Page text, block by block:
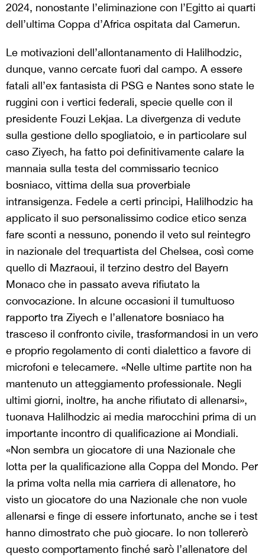
2024, nonostante l’eliminazione con l’Egitto ai quarti
dell’ultima Coppa d’Africa ospitata dal Camerun.
Le motivazioni dell’allontanamento di Halilhodzic,
dunque, vanno cercate fuori dal campo. A essere
fatali all’ex fantasista di PSG e Nantes sono state le
ruggini con i vertici federali, specie quelle con il
presidente Fouzi Lekjaa. La divergenza di vedute
sulla gestione dello spogliatoio, e in particolare sul
caso Ziyech, ha fatto poi definitivamente calare la
mannaia sulla testa del commissario tecnico
bosniaco, vittima della sua proverbiale
intransigenza. Fedele a certi principi, Halilhodzic ha
applicato il suo personalissimo codice etico senza
fare sconti a nessuno, ponendo il veto sul reintegro
in nazionale del trequartista del Chelsea, così come
quello di Mazraoui, il terzino destro del Bayern
Monaco che in passato aveva rifiutato la
convocazione. In alcune occasioni il tumultuoso
rapporto tra Ziyech e l’allenatore bosniaco ha
trasceso il confronto civile, trasformandosi in un vero
e proprio regolamento di conti dialettico a favore di
microfoni e telecamere. «Nelle ultime partite non ha
mantenuto un atteggiamento professionale. Negli
ultimi giorni, inoltre, ha anche rifiutato di allenarsi»,
tuonava Halilhodzic ai media marocchini prima di un
importante incontro di qualificazione ai Mondiali.
«Non sembra un giocatore di una Nazionale che
lotta per la qualificazione alla Coppa del Mondo. Per
la prima volta nella mia carriera di allenatore, ho
visto un giocatore do una Nazionale che non vuole
allenarsi e finge di essere infortunato, anche se i test
hanno dimostrato che può giocare. Io non tollererò
questo comportamento finché sarò l’allenatore del